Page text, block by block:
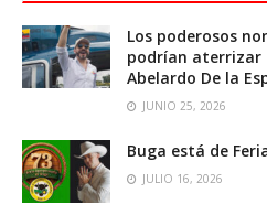
Los poderosos
podrían aterrizar
Abelardo De la
JUNIO 25, 2026
Buga está de
JULIO 16, 2026